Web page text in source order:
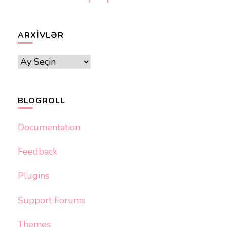
ARXIVLƏR
Arxivlər
BLOGROLL
Documentation
Feedback
Plugins
Support Forums
Themes